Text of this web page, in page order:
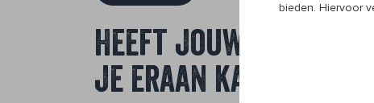
bieden. Hiervoor
Heeft jouw senior
je eraan kan doen.